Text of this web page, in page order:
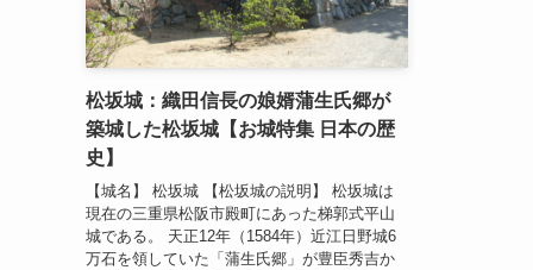
松坂城：織田信長の娘婿蒲生氏郷が
築城した松坂城【お城特集 日本の歴
史】
【城名】 松坂城 【松坂城の説明】 松坂城は
現在の三重県松阪市殿町にあった梯郭式平山
城である。 天正12年（1584年）近江日野城6
万石を領していた「蒲生氏郷」が豊臣秀吉か